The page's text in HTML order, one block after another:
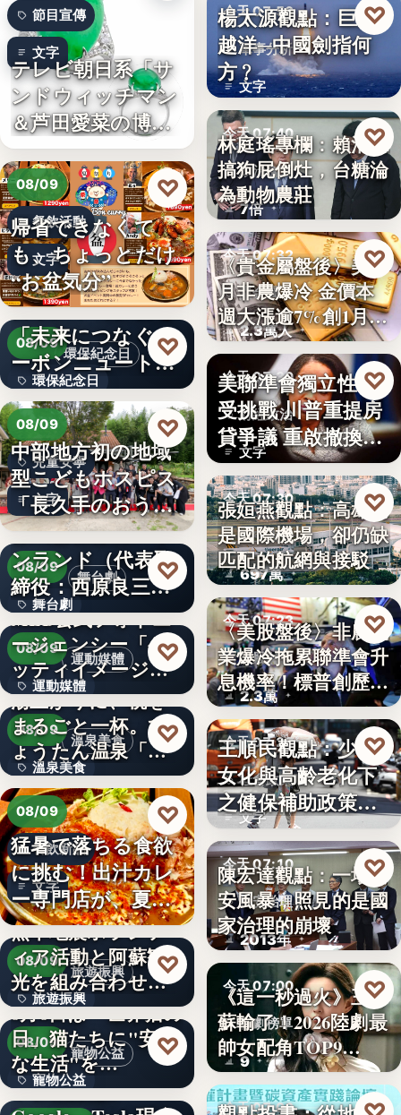
節目宣傳
文字
テレビ朝日系「サ
ンドウィッチマン
＆芦田愛菜の博士
ちゃん」…
08/09
餐飲活動
文字
帰省できなくて
も、ちょっとだけ
“お盆気分”
♡
環保紀念日
08/09
環保紀念日
文字
日本JC、9月3日を
「未来につなぐカ
ーボンニュートラ
ルの…
♡
08/09
兒童安寧
文字
中部地方初の地域
型こどもホスピス
「長久手のおう
ち」が愛知…
♡
舞台劇
08/09
舞台劇
文字
株式会社青山メイ
ンランド（代表取
締役：西原良三）
特別協賛…
♡
運動媒體
08/09
運動媒體
2,430
MLB公式フォトエ
ージェンシー「ゲ
ッティイメージ
ズ」五十…
♡
溫泉美食
08/09
溫泉美食
14年
湯上がりに、桃を
まるごと一杯。ひ
ょうたん温泉「飲
泉堂」、…
♡
08/09
餐飲新品
文字
猛暑で落ちる食欲
に挑む！出汁カレ
ー専門店が、夏限
定「無限…
♡
旅遊振興
08/09
旅遊振興
2
熊本地震ボランテ
ィア活動と阿蘇観
光を組み合わせた
「ボラン…
♡
寵物公益
08/09
寵物公益
8月8日は「世界猫の
日」猫たちに"安全
な生活"を…
♡
下班國際線》
今天 07:50
軍事分析
文字
楊太源觀點：巨浪
越洋─中國劍指何
方﹖
♡
今天 07:40
政治食安
7倍
林庭瑤專欄：賴清德
搞狗屁倒灶，台糖淪
為動物農莊
♡
今天 07:32
貴金屬
2.3萬人
〈貴金屬盤後〉美7
月非農爆冷 金價本
週大漲逾7%創1月
來…
♡
今天 07:30
財經政治
文字
美聯準會獨立性再
受挑戰 川普重提房
貸爭議 重啟撤換庫
克程…
♡
今天 07:30
航空政策
697萬
張姮燕觀點：高雄已
是國際機場，卻仍缺
匹配的航網與接駁
♡
今天 07:23
美股財經
2.3萬
〈美股盤後〉非農就
業爆冷拖累聯準會升
息機率！標普創歷史
新…
♡
今天 07:20
社會政策
文字
王順民觀點：少子
女化與高齡老化下
之健保補助政策的
解構、重…
♡
今天 07:10
食安治理
2013年
陳宏達觀點：一場食
安風暴，照見的是國
家治理的崩壞
♡
今天 07:00
影劇榜單
9
《這一秒過火》王籽
蘇輸了！2026陸劇最
帥女配角TOP9…
♡
今天 07:00